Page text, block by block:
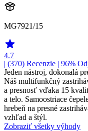
MG7921/15
4.7
| (370) Recenzie | 96%
Jeden nástroj, dokonalá
Náš multifunkčný
a presnosť vďaka 15
a telo. Samoostriace
hrebeň na presné
vzhľad a štýl.
Zobraziť všetky výhody